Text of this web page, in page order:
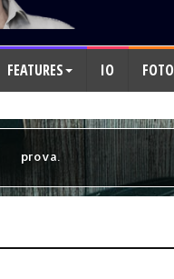
FEATURES IO FOTO
prova.